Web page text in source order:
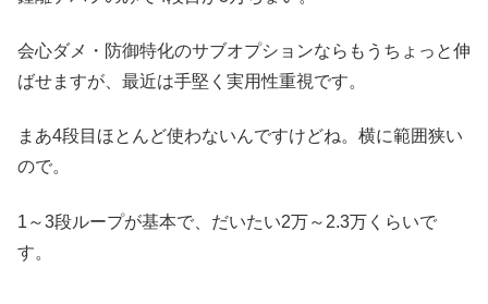
会心ダメ・防御特化のサブオプションならもうちょっと伸
ばせますが、最近は手堅く実用性重視です。
まあ4段目ほとんど使わないんですけどね。横に範囲狭い
ので。
1～3段ループが基本で、だいたい2万～2.3万くらいで
す。